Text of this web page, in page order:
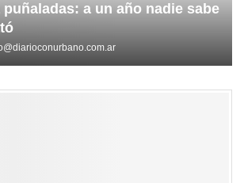
a un año nadie sabe